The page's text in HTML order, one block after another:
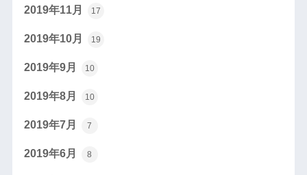
2019年11月 17
2019年10月 19
2019年9月 10
2019年8月 10
2019年7月 7
2019年6月 8